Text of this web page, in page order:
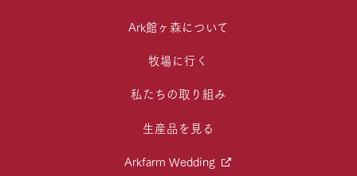
Ark館ヶ森について
牧場に行く
私たちの取り組み
生産品を見る
Arkfarm Wedding